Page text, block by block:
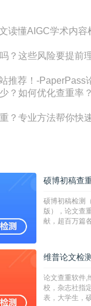
读懂AIGC学术内容
？这些风险要提前
推荐！-PaperPass
？如何优化查重率
？专业方法帮你快
硕博初稿查
硕博初稿检测
版），论文查
献，超百万篇
校用来检测硕
广，数据来源
字符数30万）
维普论文检
论文查重软件,
校，杂志社指
表，大学生，